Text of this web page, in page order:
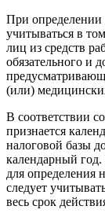
При определении
учитываться в
лиц из средств
обязательного и
(или)
В соответствии
признается
налоговой базы
календарный
для определения
следует
весь срок